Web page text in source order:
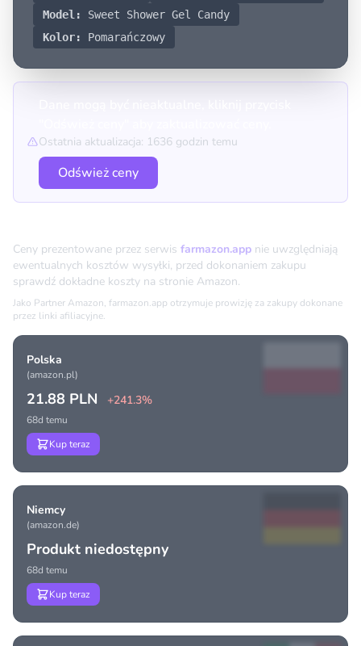
Model:
Sweet Shower Gel Candy
Kolor:
Pomarańczowy
Ostatnia aktualizacja: 1636 godzin temu
Odśwież ceny
Ceny prezentowane przez serwis farmazon.app nie uwzględniają
ewentualnych kosztów wysyłki, przed dokonaniem zakupu
sprawdź dokładne koszty na stronie Amazon.
Jako Partner Amazon, farmazon.app otrzymuje prowizję za zakupy dokonane
przez linki afiliacyjne.
Polska
(amazon.pl)
21.88 PLN +241.3%
68d temu
Kup teraz
Niemcy
(amazon.de)
Produkt niedostępny
68d temu
Kup teraz